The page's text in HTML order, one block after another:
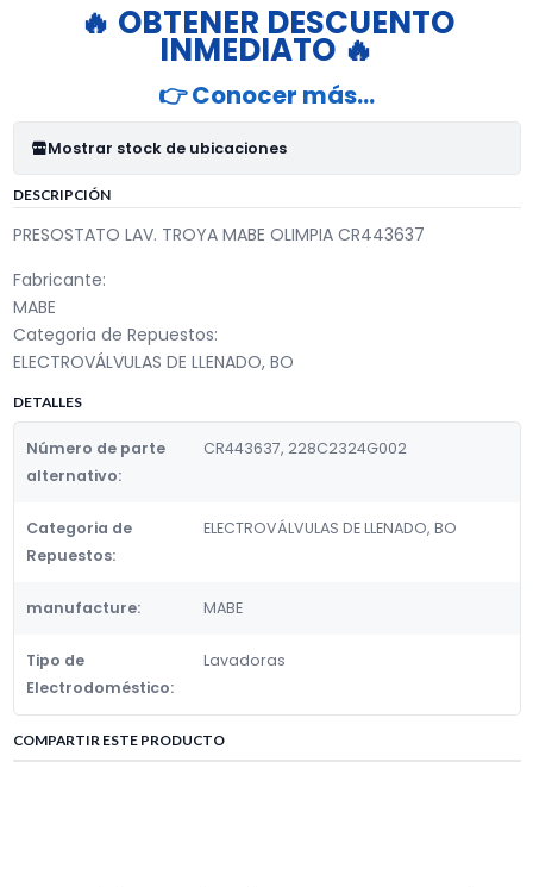
🔥 OBTENER DESCUENTO
INMEDIATO 🔥
👉 Conocer más…
Mostrar stock de ubicaciones
DESCRIPCIÓN
PRESOSTATO LAV. TROYA MABE OLIMPIA CR443637
Fabricante:
MABE
Categoria de Repuestos:
ELECTROVÁLVULAS DE LLENADO, BO
DETALLES
Número de parte
alternativo:
CR443637, 228C2324G002
Categoria de
Repuestos:
ELECTROVÁLVULAS DE LLENADO, BO
manufacture: MABE
Tipo de
Electrodoméstico:
Lavadoras
COMPARTIR ESTE PRODUCTO